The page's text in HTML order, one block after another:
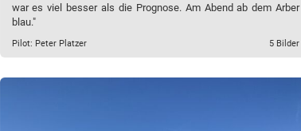
war es viel besser als die Prognose. Am Abend ab dem Arber
blau."
Pilot: Peter Platzer 5 Bilder